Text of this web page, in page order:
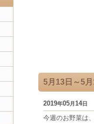
5月13日～5
2019年05月14日
今週のお野菜は、